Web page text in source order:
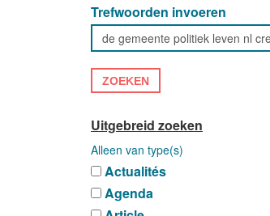
Trefwoorden invoeren
ZOEKEN
Uitgebreid zoeken
Alleen van type(s)
Actualités
Agenda